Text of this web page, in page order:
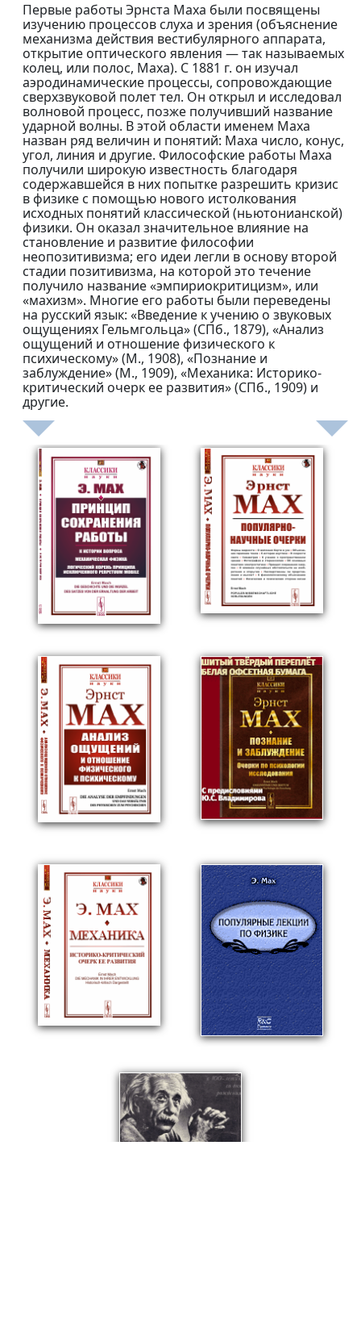
Первые работы Эрнста Маха были посвящены
изучению процессов слуха и зрения (объяснение
механизма действия вестибулярного аппарата,
открытие оптического явления — так называемых
колец, или полос, Маха). С 1881 г. он изучал
аэродинамические процессы, сопровождающие
сверхзвуковой полет тел. Он открыл и исследовал
волновой процесс, позже получивший название
ударной волны. В этой области именем Маха
назван ряд величин и понятий: Маха число, конус,
угол, линия и другие. Философские работы Маха
получили широкую известность благодаря
содержавшейся в них попытке разрешить кризис
в физике с помощью нового истолкования
исходных понятий классической (ньютонианской)
физики. Он оказал значительное влияние на
становление и развитие философии
неопозитивизма; его идеи легли в основу второй
стадии позитивизма, на которой это течение
получило название «эмпириокритицизм», или
«махизм». Многие его работы были переведены
на русский язык: «Введение к учению о звуковых
ощущениях Гельмгольца» (СПб., 1879), «Анализ
ощущений и отношение физического к
психическому» (М., 1908), «Познание и
заблуждение» (М., 1909), «Механика: Историко-
критический очерк ее развития» (СПб., 1909) и
другие.